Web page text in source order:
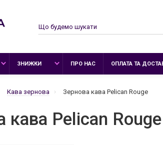
ЗНИЖКИ ПРО НАС ОПЛАТА ТА
Кава зернова Зернова кава Pelican Rouge
кава Pelican Rouge